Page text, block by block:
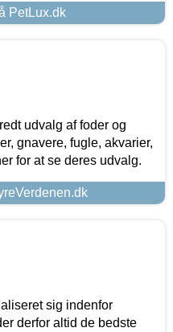
PetLux.dk
udvalg af foder og
gnavere, fugle, akvarier,
for at se deres udvalg.
sig indenfor
derfor altid de bedste